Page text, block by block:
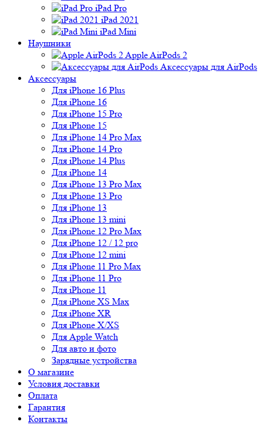
iPad Pro
iPad 2021
iPad Mini
Наушники
Apple AirPods 2
Аксессуары для AirPods
Аксессуары
Для iPhone 16 Plus
Для iPhone 16
Для iPhone 15 Pro
Для iPhone 15
Для iPhone 14 Pro Max
Для iPhone 14 Pro
Для iPhone 14 Plus
Для iPhone 14
Для iPhone 13 Pro Max
Для iPhone 13 Pro
Для iPhone 13
Для iPhone 13 mini
Для iPhone 12 Pro Max
Для iPhone 12 / 12 pro
Для iPhone 12 mini
Для iPhone 11 Pro Max
Для iPhone 11 Pro
Для iPhone 11
Для iPhone XS Max
Для iPhone XR
Для iPhone X/XS
Для Apple Watch
Для авто и фото
Зарядные устройства
О магазине
Условия доставки
Оплата
Гарантия
Контакты